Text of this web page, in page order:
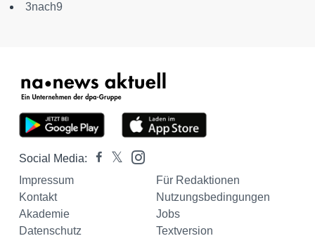
3nach9
Social Media:
Impressum
Für Redaktionen
Kontakt
Nutzungsbedingungen
Akademie
Jobs
Datenschutz
Textversion